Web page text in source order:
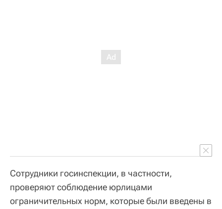
Сотрудники госинспекции, в частности,
проверяют соблюдение юрлицами
ограничительных норм, которые были введены в